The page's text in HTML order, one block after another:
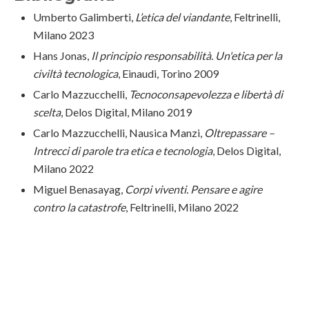
Umberto Galimberti, L’etica del viandante, Feltrinelli,
Milano 2023
Hans Jonas, Il principio responsabilità. Un'etica per la
civiltà tecnologica, Einaudi, Torino 2009
Carlo Mazzucchelli, Tecnoconsapevolezza e libertà di
scelta, Delos Digital, Milano 2019
Carlo Mazzucchelli, Nausica Manzi, Oltrepassare –
Intrecci di parole tra etica e tecnologia, Delos Digital,
Milano 2022
Miguel Benasayag, Corpi viventi. Pensare e agire
contro la catastrofe, Feltrinelli, Milano 2022